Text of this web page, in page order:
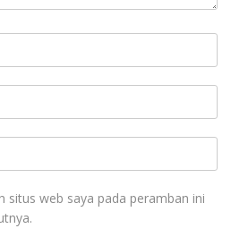
situs web saya pada peramban ini